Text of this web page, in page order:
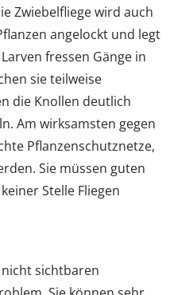
Zwiebelfliege wird auch
angelockt und legt
fressen Gänge in
sie teilweise
die Knollen deutlich
Am wirksamsten gegen
Pflanzenschutznetze,
Sie müssen guten
Stelle Fliegen
sichtbaren